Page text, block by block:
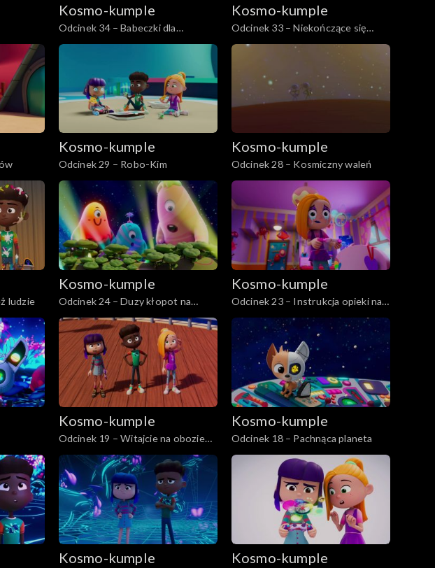
Kosmo-kumple
Odcinek 34 – Babeczki dla
supergromady
Kosmo-kumple
Odcinek 33 – Niekończące się
ciasto
Kosmo-kumple
Odcinek 29 – Robo-Kim
Kosmo-kumple
Odcinek 28 – Kosmiczny waleń
ludzie
Kosmo-kumple
Odcinek 24 – Duzy kłopot na
obozie Nerd
Kosmo-kumple
Odcinek 23 – Instrukcja opieki nad
Ickiem
Kosmo-kumple
Odcinek 19 – Witajcie na obozie
Ned
Kosmo-kumple
Odcinek 18 – Pachnąca planeta
Kosmo-kumple Kosmo-kumple